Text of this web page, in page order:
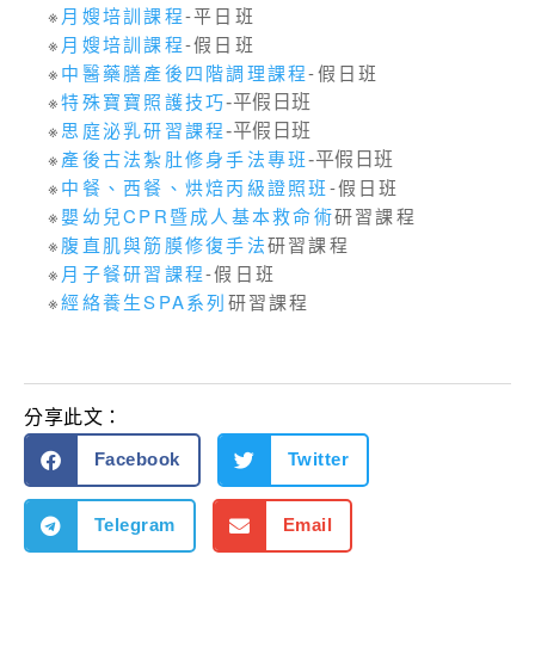
※月嫂培訓課程-平日班
※月嫂培訓課程-假日班
※中醫藥膳產後四階調理課程-假日班
※特殊寶寶照護技巧-平假日班
※思庭泌乳研習課程-平假日班
※產後古法紮肚修身手法專班-平假日班
※中餐、西餐、烘焙丙級證照班-假日班
※嬰幼兒CPR暨成人基本救命術研習課程
※腹直肌與筋膜修復手法研習課程
※月子餐研習課程-假日班
※經絡養生SPA系列研習課程
分享此文：
Facebook Twitter
Telegram Email